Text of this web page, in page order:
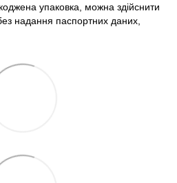
упаковка, можна здійснити
надання паспортних даних,